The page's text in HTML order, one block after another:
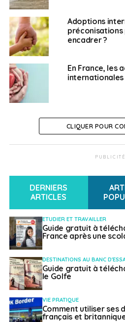
résidence est signataire de la
impact sur l’agrément à obtenir.
Le Ministère de l’Europe et des
mis en ligne un
à savoir.
SUJETS ASSOCIÉS:
ENFANT
Depuis la pandémie,
sont très longs à obtenir
Age du droit de vote dans
Laura Mousnier
Adoptions
préconisations
encadrer ?
En France, les
internationales
CLIQUER POUR
PUBLICITÉ
DERNIERS
ARTICLES
ETUDIER ET TRAVAILLER
Guide gratuit à
France après une
DESTINATIONS AU BANC
Guide gratuit à
le Golfe
VIE PRATIQUE
Comment utiliser ses
français et